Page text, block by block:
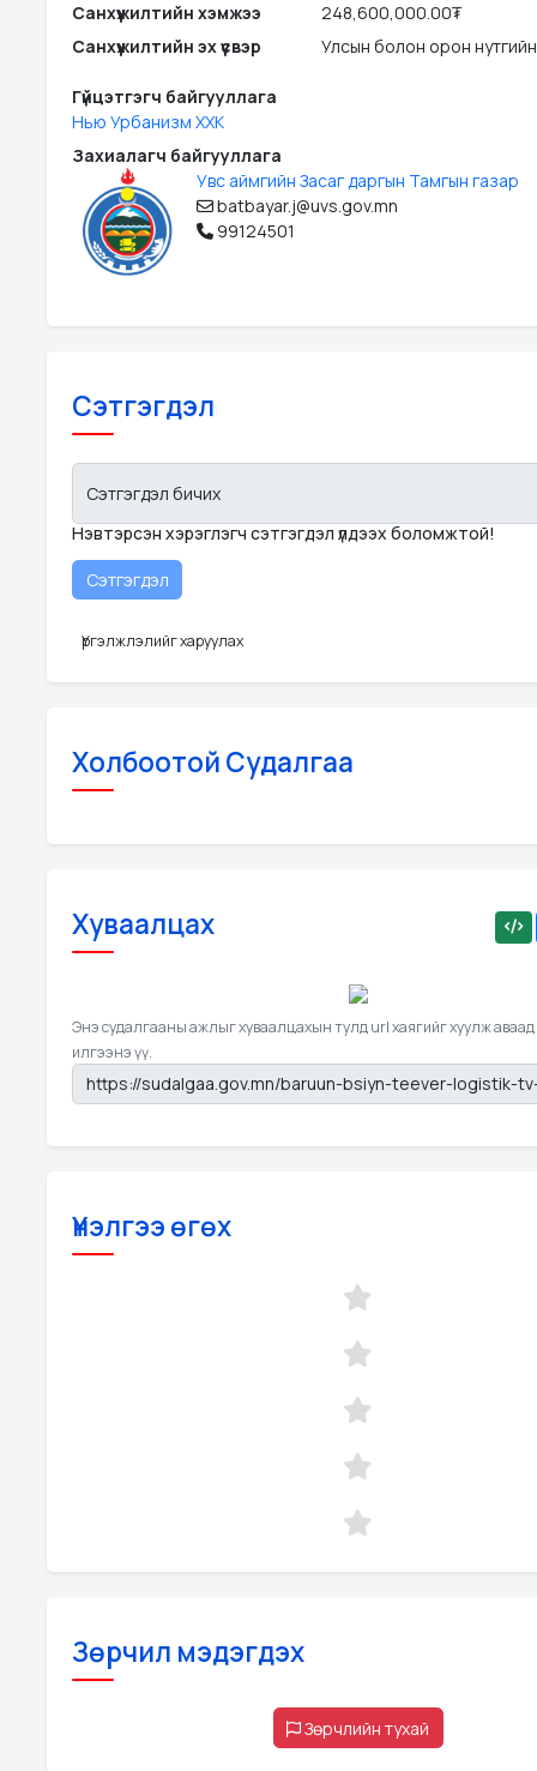
Санхүүжилтийн хэмжээ
248,600,000.00₮
Санхүүжилтийн эх үүсвэр
Улсын болон орон
Гүйцэтгэгч байгууллага
Нью Урбанизм ХХК
Захиалагч байгууллага
Увс аймгийн Засаг даргын Тамгын газар
batbayar.j@uvs.gov.mn
99124501
Сэтгэгдэл
Сэтгэгдэл бичих
Нэвтэрсэн хэрэглэгч сэтгэгдэл үлдээх боломжтой!
Үргэлжлэлийг харуулах
Холбоотой Судалгаа
Хуваалцах
Энэ судалгааны ажлыг хуваалцахын тулд url хаягийг хуулж аваад
илгээнэ үү.
Үнэлгээ өгөх
Зөрчил мэдэгдэх
Зөрчлийн тухай